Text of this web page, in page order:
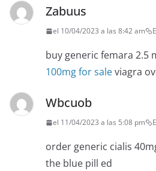
Zabuus
el 10/04/2023 a las 8:42 am
buy generic femara 2.5
100mg for saleviagra
Wbcuob
el 11/04/2023 a las 5:08 pm
order generic cialis
the blue pill ed